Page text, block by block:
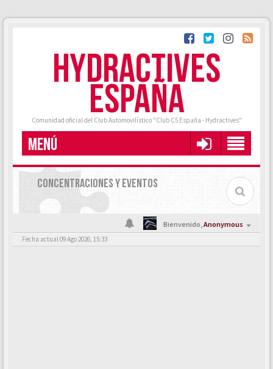
HYDRACTIVES
ESPAÑA
Comunidad oficial del Club Automovilístico "Club C5 España - Hydractives"
MENÚ
CONCENTRACIONES Y EVENTOS
Bienvenido,Anonymous
Fecha actual 09 Ago 2026, 15:33